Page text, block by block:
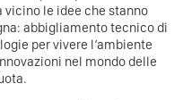
le idee che stanno
abbigliamento tecnico di
per vivere l’ambiente
nel mondo delle